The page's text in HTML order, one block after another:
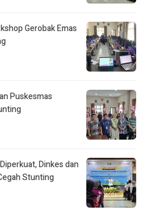
Gerobak Emas
Puskesmas
Dinkes dan
Stunting